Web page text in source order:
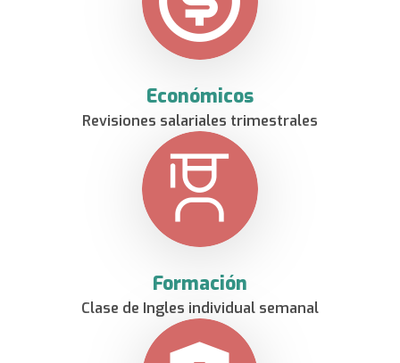
Económicos
Revisiones salariales trimestrales
Formación
Clase de Ingles individual semanal